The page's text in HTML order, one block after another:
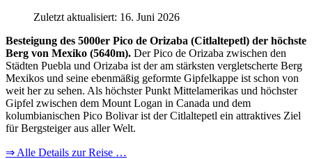
Zuletzt aktualisiert: 16. Juni 2026
Besteigung des 5000er Pico de Orizaba (Citlaltepetl) der höchste
Berg von Mexiko (5640m). Der Pico de Orizaba zwischen den
Städten Puebla und Orizaba ist der am stärksten vergletscherte Berg
Mexikos und seine ebenmäßig geformte Gipfelkappe ist schon von
weit her zu sehen. Als höchster Punkt Mittelamerikas und höchster
Gipfel zwischen dem Mount Logan in Canada und dem
kolumbianischen Pico Bolivar ist der Citlaltepetl ein attraktives Ziel
für Bergsteiger aus aller Welt.
⇒ Alle Details zur Reise …